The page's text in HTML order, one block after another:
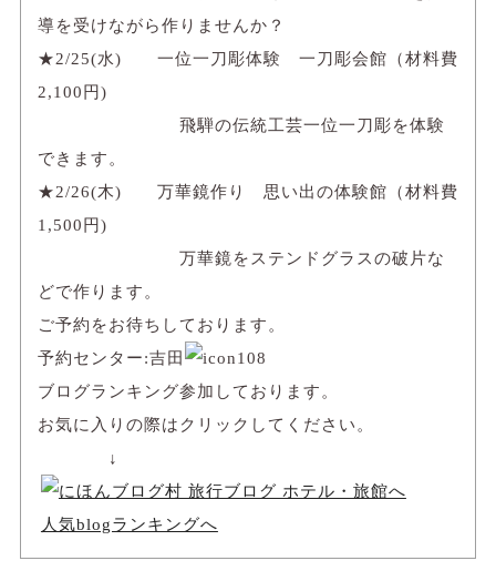
導を受けながら作りませんか？
★2/25(水) 一位一刀彫体験 一刀彫会館（材料費
2,100円)
飛騨の伝統工芸一位一刀彫を体験
できます。
★2/26(木) 万華鏡作り 思い出の体験館（材料費
1,500円)
万華鏡をステンドグラスの破片な
どで作ります。
ご予約をお待ちしております。
予約センター:吉田
ブログランキング参加しております。
お気に入りの際はクリックしてください。
↓
人気blogランキングへ